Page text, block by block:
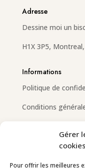
Gérer
cookies
Pour offrir les meilleures
Adresse
Dessine moi un
H1X 3P5,
Informations
Politique de
Conditions